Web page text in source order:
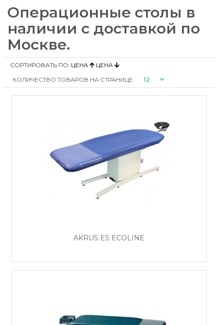
Операционные столы в
наличии с доставкой по
Москве.
СОРТИРОВАТЬ ПО: ЦЕНА
ЦЕНА
КОЛИЧЕСТВО ТОВАРОВ НА СТРАНИЦЕ:
AKRUS ES ECOLINE